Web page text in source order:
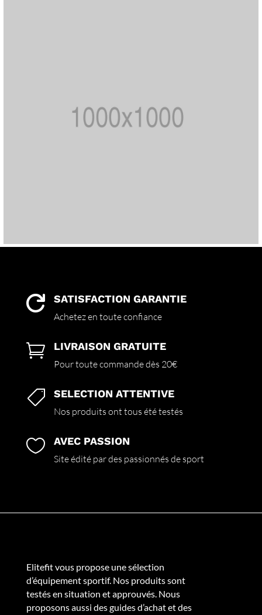
 SATISFACTION GARANTIE
Achetez en toute confiance
 LIVRAISON GRATUITE
Pour toute commande dès 20€
 SELECTION ATTENTIVE
Nos produits ont tous été testés
 AVEC PASSION
Site édité par des passionnés de sport
Elitefit vous propose une sélection
d’équipement sportif. Nos produits sont
testés en situation et approuvés. Nous
proposons aussi des guides d’achat et des